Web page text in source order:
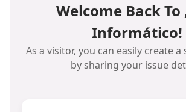
Welcome Back To
Informático!
As a visitor, you can easily create
by sharing your issue